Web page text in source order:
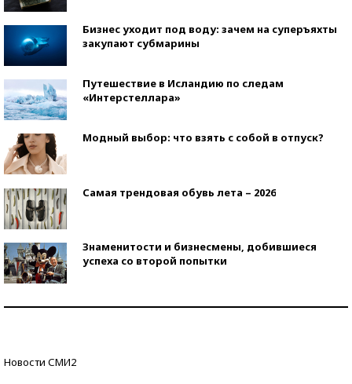
Бизнес уходит под воду: зачем на суперъяхты
закупают субмарины
Путешествие в Исландию по следам
«Интерстеллара»
Модный выбор: что взять с собой в отпуск?
Самая трендовая обувь лета – 2026
Знаменитости и бизнесмены, добившиеся
успеха со второй попытки
Новости СМИ2